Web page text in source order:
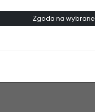
Zgoda na wybrane